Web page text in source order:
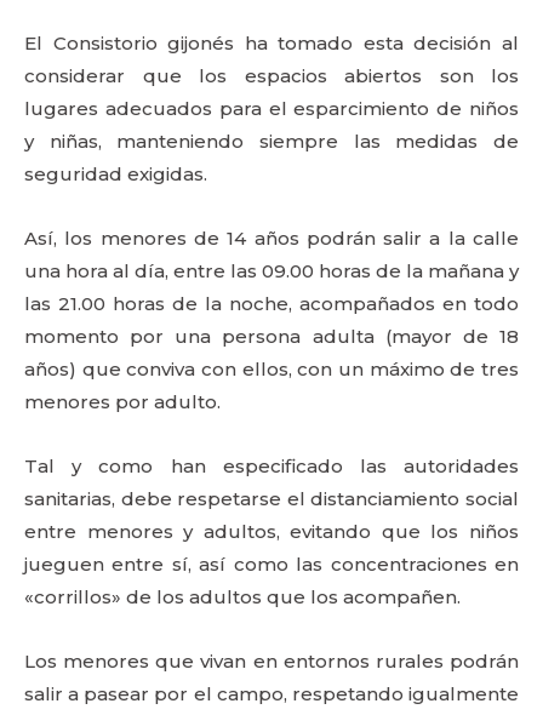
El Consistorio gijonés ha tomado esta decisión al
considerar que los espacios abiertos son los
lugares adecuados para el esparcimiento de niños
y niñas, manteniendo siempre las medidas de
seguridad exigidas.
Así, los menores de 14 años podrán salir a la calle
una hora al día, entre las 09.00 horas de la mañana y
las 21.00 horas de la noche, acompañados en todo
momento por una persona adulta (mayor de 18
años) que conviva con ellos, con un máximo de tres
menores por adulto.
Tal y como han especificado las autoridades
sanitarias, debe respetarse el distanciamiento social
entre menores y adultos, evitando que los niños
jueguen entre sí, así como las concentraciones en
«corrillos» de los adultos que los acompañen.
Los menores que vivan en entornos rurales podrán
salir a pasear por el campo, respetando igualmente